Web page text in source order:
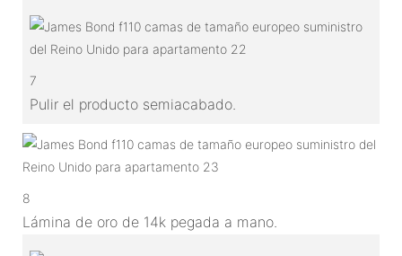
7
Pulir el producto semiacabado.
8
Lámina de oro de 14k pegada a mano.